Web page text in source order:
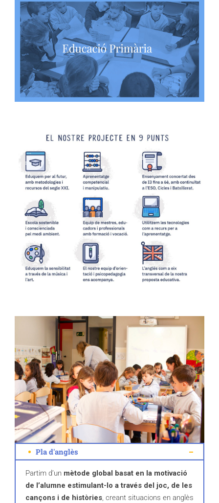
Pla d'anglès
Partim d’un mètode global basat en la motivació
de l’alumne estimulant-lo a través del joc, de les
cançons i de històries, creant situacions en anglès